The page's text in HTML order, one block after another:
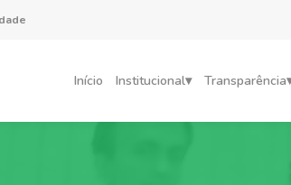
Início Institucional Transparência